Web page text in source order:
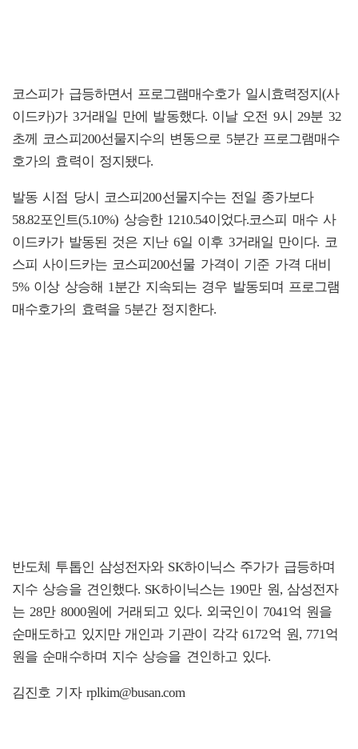
코스피가 급등하면서 프로그램매수호가 일시효력정지(사
이드카)가 3거래일 만에 발동했다. 이날 오전 9시 29분 32
초께 코스피200선물지수의 변동으로 5분간 프로그램매수
호가의 효력이 정지됐다.
발동 시점 당시 코스피200선물지수는 전일 종가보다
58.82포인트(5.10%) 상승한 1210.54이었다.코스피 매수 사
이드카가 발동된 것은 지난 6일 이후 3거래일 만이다. 코
스피 사이드카는 코스피200선물 가격이 기준 가격 대비
5% 이상 상승해 1분간 지속되는 경우 발동되며 프로그램
매수호가의 효력을 5분간 정지한다.
반도체 투톱인 삼성전자와 SK하이닉스 주가가 급등하며
지수 상승을 견인했다. SK하이닉스는 190만 원, 삼성전자
는 28만 8000원에 거래되고 있다. 외국인이 7041억 원을
순매도하고 있지만 개인과 기관이 각각 6172억 원, 771억
원을 순매수하며 지수 상승을 견인하고 있다.
김진호 기자 rplkim@busan.com